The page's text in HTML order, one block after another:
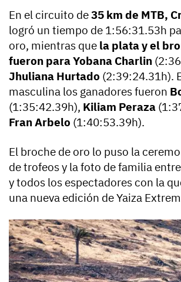
En el circuito de35 km de MTB,
logró un tiempo de 1:56:31.53h
oro, mientras que la plata y el
fueron para Yobana Charlin
Jhuliana Hurtado (2:39:24.31h).
masculina los ganadores fueron
(1:35:42.39h), Kiliam Peraza
Fran Arbelo (1:40:53.39h).
El broche de oro lo puso la
de trofeos y la foto de familia
y todos los espectadores con la
una nueva edición de Yaiza